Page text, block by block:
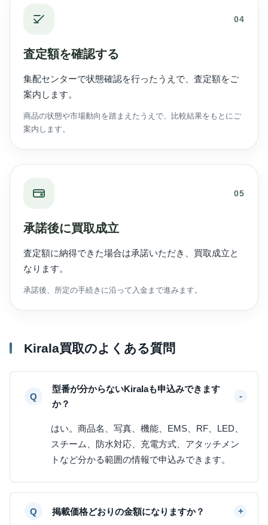
04
査定額を確認する
集配センターで状態確認を行ったうえで、査定額をご
案内します。
商品の状態や市場動向を踏まえたうえで、比較結果をもとにご
案内します。
05
承諾後に買取成立
査定額に納得できた場合は承諾いただき、買取成立と
なります。
承諾後、所定の手続きに沿って入金まで進みます。
Kirala買取のよくある質問
型番が分からないKiralaも申込みできます
か？
はい。商品名、写真、機能、EMS、RF、LED、
スチーム、防水対応、充電方式、アタッチメン
トなど分かる範囲の情報で申込みできます。
掲載価格どおりの金額になりますか？